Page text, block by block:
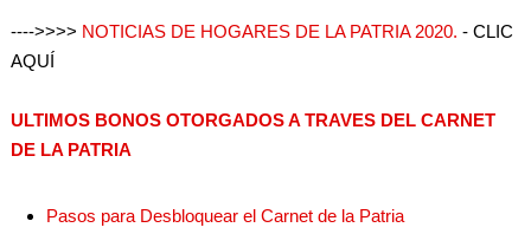
---->>>> NOTICIAS DE HOGARES DE LA PATRIA 2020. - CLIC
AQUÍ
ULTIMOS BONOS OTORGADOS A TRAVES DEL CARNET
DE LA PATRIA
Pasos para Desbloquear el Carnet de la Patria